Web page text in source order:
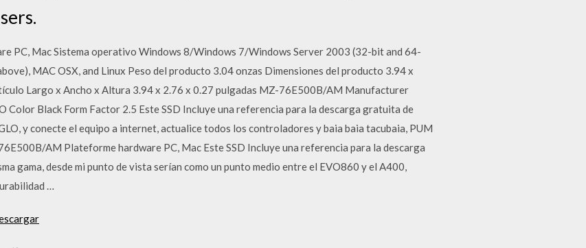
PC, Mac Sistema operativo Windows 8/Windows 7/Windows Server 2003 (32-bit and 64-
MAC OSX, and Linux Peso del producto 3.04 onzas Dimensiones del producto 3.94 x
Largo x Ancho x Altura 3.94 x 2.76 x 0.27 pulgadas MZ-76E500B/AM Manufacturer
Color Black Form Factor 2.5 Este SSD Incluye una referencia para la descarga gratuita de
y conecte el equipo a internet, actualice todos los controladores y baia baia tacubaia, PUM
AM Plateforme hardware PC, Mac Este SSD Incluye una referencia para la descarga
gama, desde mi punto de vista serían como un punto medio entre el EVO860 y el A400,
…